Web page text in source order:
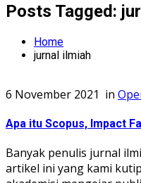
Posts Tagged:
Home
jurnal ilmiah
6 November 2021 in
Apa itu Scopus, Impact
Banyak penulis jurnal
artikel ini yang kami